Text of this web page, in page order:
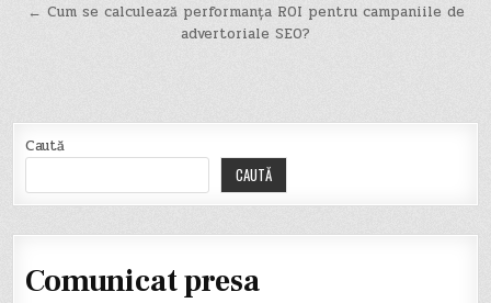
articole
← Cum se calculează performanța ROI pentru campaniile de
advertoriale SEO?
Caută
CAUTĂ
Comunicat presa